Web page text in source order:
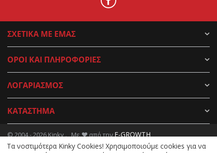
ΣΧΕΤΙΚΑ ΜΕ ΕΜΑΣ
ΟΡΟΙ ΚΑΙ ΠΛΗΡΟΦΟΡΙΕΣ
ΛΟΓΑΡΙΑΣΜΟΣ
ΚΑΤΑΣΤΗΜΑ
© 2004 - 2026 Kinky . Με ♥ από τηνE-GROWTH
Tα νοστιμότερα Kinky Cookies! Χρησιμοποιούμε cookies για να